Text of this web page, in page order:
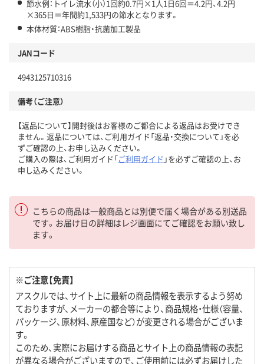
節水例：トイレ流水（小）1回約0.7円×1人1日6回＝4.2円、4.2円
×365日＝年間約1,533円の節水となります。
本体材質：ABS樹脂・抗菌加工製品
JANコード
4943125710316
備考（ご注意）
【返品について】開封後はお客様のご都合による返品はお受けでき
ません。返品については、ご利用ガイド「返品・交換について」を必
ずご確認の上、お申し込みください。
ご購入の際は、ご利用ガイド「ご利用ガイド 」を必ずご確認の上、お
申し込みください。
こちらの商品は一般商品とは別便で届く場合がある別送品
です。お届け日の詳細はレジ画面にてご確認をお願い致し
ます。
※ご注意【免責】
アスクルでは、サイト上に最新の商品情報を表示するよう努め
ておりますが、メーカーの都合等により、商品規格・仕様（容量、
パッケージ、原材料、原産国など）が変更される場合がございま
す。
このため、実際にお届けする商品とサイト上の商品情報の表記
が異なる場合がございますので、ご使用前には必ずお届けした